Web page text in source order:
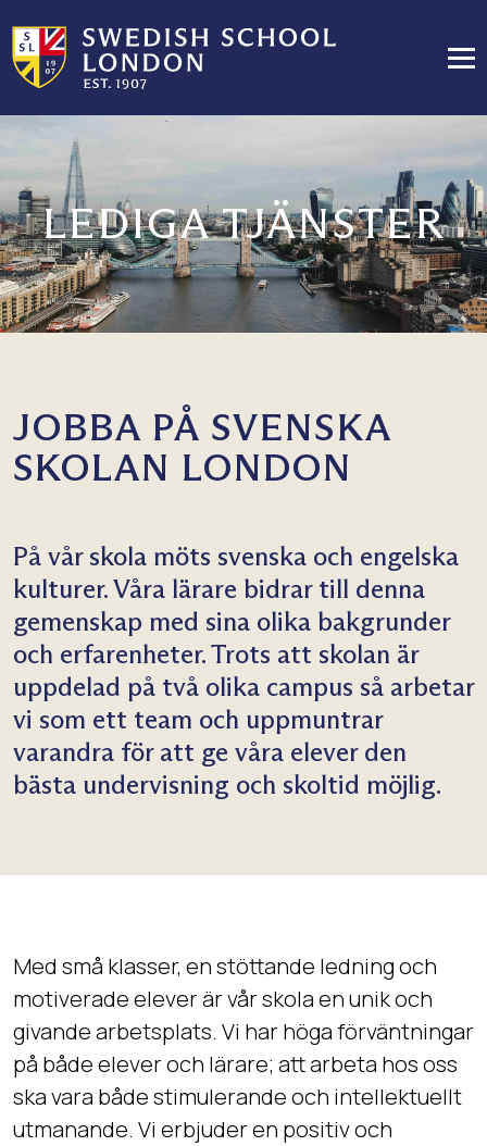
LEDIGA TJÄNSTER
JOBBA PÅ SVENSKA
SKOLAN LONDON
På vår skola möts svenska och engelska
kulturer. Våra lärare bidrar till denna
gemenskap med sina olika bakgrunder
och erfarenheter. Trots att skolan är
uppdelad på två olika campus så arbetar
vi som ett team och uppmuntrar
varandra för att ge våra elever den
bästa undervisning och skoltid möjlig.
Med små klasser, en stöttande ledning och
motiverade elever är vår skola en unik och
givande arbetsplats. Vi har höga förväntningar
på både elever och lärare; att arbeta hos oss
ska vara både stimulerande och intellektuellt
utmanande. Vi erbjuder en positiv och